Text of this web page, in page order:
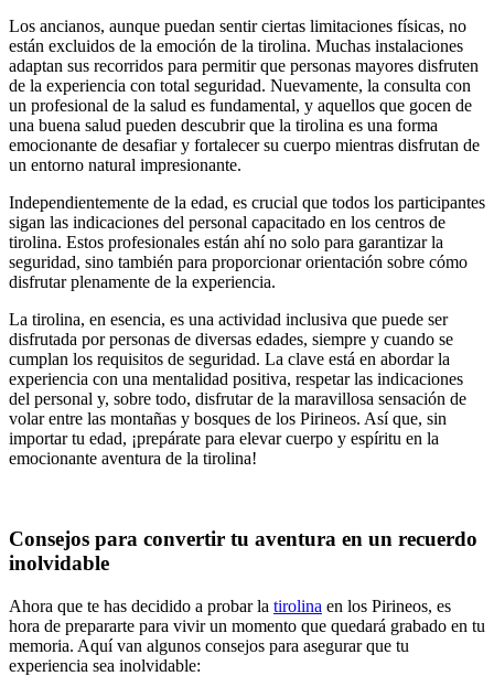
Los ancianos, aunque puedan sentir ciertas limitaciones físicas, no
están excluidos de la emoción de la tirolina. Muchas instalaciones
adaptan sus recorridos para permitir que personas mayores disfruten
de la experiencia con total seguridad. Nuevamente, la consulta con
un profesional de la salud es fundamental, y aquellos que gocen de
una buena salud pueden descubrir que la tirolina es una forma
emocionante de desafiar y fortalecer su cuerpo mientras disfrutan de
un entorno natural impresionante.
Independientemente de la edad, es crucial que todos los participantes
sigan las indicaciones del personal capacitado en los centros de
tirolina. Estos profesionales están ahí no solo para garantizar la
seguridad, sino también para proporcionar orientación sobre cómo
disfrutar plenamente de la experiencia.
La tirolina, en esencia, es una actividad inclusiva que puede ser
disfrutada por personas de diversas edades, siempre y cuando se
cumplan los requisitos de seguridad. La clave está en abordar la
experiencia con una mentalidad positiva, respetar las indicaciones
del personal y, sobre todo, disfrutar de la maravillosa sensación de
volar entre las montañas y bosques de los Pirineos. Así que, sin
importar tu edad, ¡prepárate para elevar cuerpo y espíritu en la
emocionante aventura de la tirolina!
Consejos para convertir tu aventura en un recuerdo
inolvidable
Ahora que te has decidido a probar la tirolina en los Pirineos, es
hora de prepararte para vivir un momento que quedará grabado en tu
memoria. Aquí van algunos consejos para asegurar que tu
experiencia sea inolvidable: